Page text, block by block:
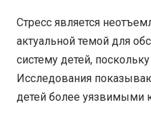
Стресс является
актуальной темой для
систему детей,
Исследования
детей более уязвимыми